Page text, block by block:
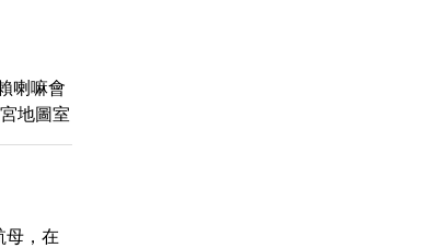
喇嘛會
地圖室
一天的
各種
。
母，在